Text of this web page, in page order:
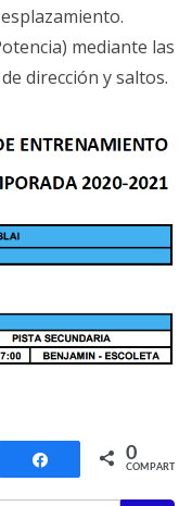
mediante las
dirección y saltos.
Compartir0
COMPARTIR